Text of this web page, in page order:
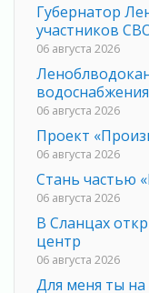
Губернатор
участников
06 августа 2026
06 августа 2026
Проект
06 августа 2026
Стань частью
06 августа 2026
В Сланцах
центр
06 августа 2026
Для меня ты на